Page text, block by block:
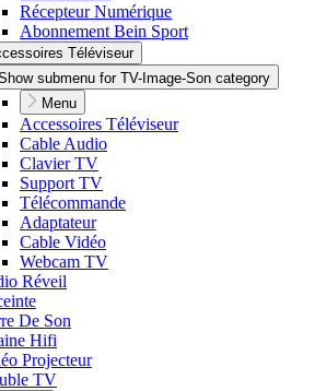
Récepteur Numérique
Abonnement Bein Sport
Téléviseur
submenu for TV-Image-Son category
Menu
Accessoires Téléviseur
Cable Audio
Clavier TV
Support TV
Télécommande
Adaptateur
Cable Vidéo
Webcam TV
Réveil
De Son
Hifi
Projecteur
TV